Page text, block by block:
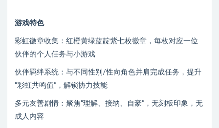
游戏特色
彩虹徽章收集：红橙黄绿蓝靛紫七枚徽章，每枚对应一位
伙伴的个人任务与小游戏
伙伴羁绊系统：与不同性别/性向角色并肩完成任务，提升
“彩虹共鸣值”，解锁协力技能
多元友善剧情：聚焦“理解、接纳、自豪”，无刻板印象，无
成人内容